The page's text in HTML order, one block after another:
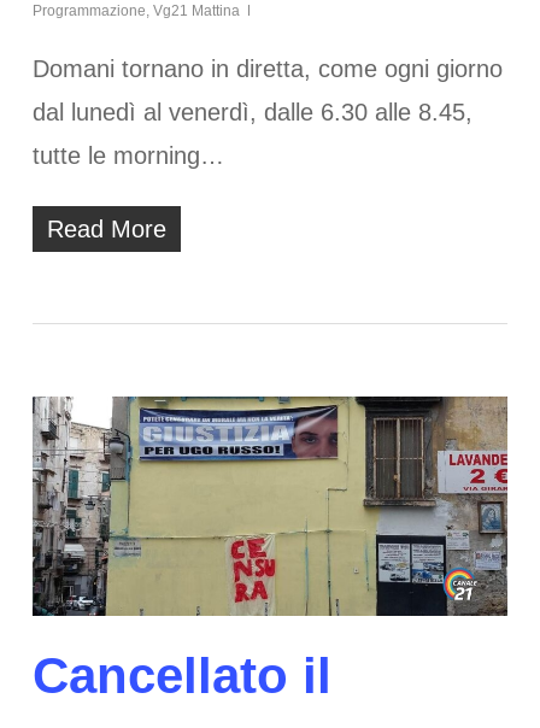
Programmazione Vg21 Mattina
Domani tornano in diretta, come ogni giorno
dal lunedì al venerdì, dalle 6.30 alle 8.45,
tutte le morning…
Read More
Cancellato il